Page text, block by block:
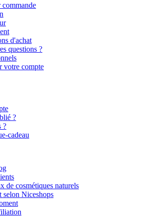
commande
d'achat
questions ?
votre compte
?
?
cadeau
de cosmétiques naturels
selon Niceshops